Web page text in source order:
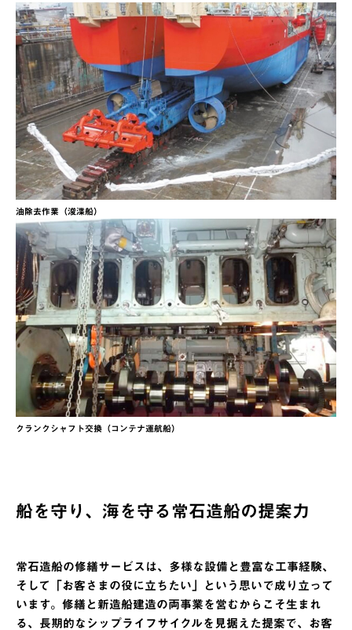
油除去作業（浚渫船）
クランクシャフト交換（コンテナ運航船）
船を守り、海を守る常石造船の提案力
常石造船の修繕サービスは、多様な設備と豊富な工事経験、
そして「お客さまの役に立ちたい」という思いで成り立って
います。修繕と新造船建造の両事業を営むからこそ生まれ
る、長期的なシップライフサイクルを見据えた提案で、お客